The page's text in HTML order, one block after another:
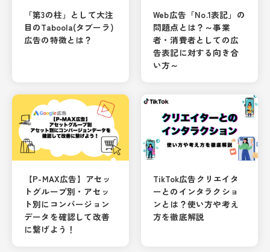
「第3の柱」として大注
目のTaboola(タブーラ)
広告の特徴とは？
Web広告「No.1表記」の
問題点とは？～事業
者・消費者としての広
告表記に対する向き合
い方～
【P-MAX広告】アセッ
トグループ別・アセッ
ト別にコンバージョン
データを確認して改善
に繋げよう！
TikTok広告クリエイタ
ーとのインタラクショ
ンとは？使い方や考え
方を徹底解説